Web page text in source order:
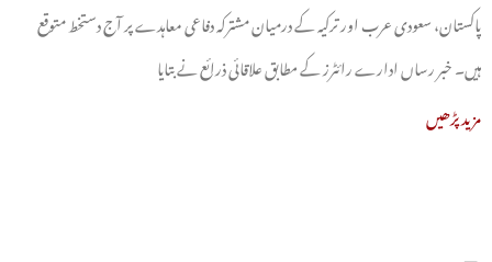
پاکستان، سعودی عرب اور ترکیہ کے درمیان مشترکہ دفاعی معاہدے پر آج دستخط متوقع
ہیں۔ خبر رساں ادارے رائٹرز کے مطابق علاقائی ذرائع نے بتایا
مزید پڑھیں